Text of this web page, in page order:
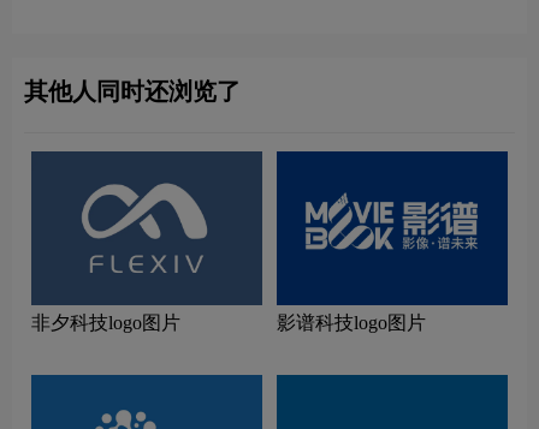
其他人同时还浏览了
非夕科技logo图片 影谱科技logo图片